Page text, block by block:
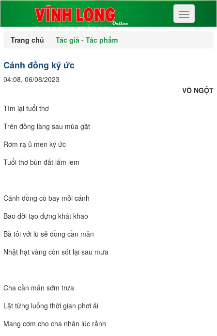
Toggle
navigation
Trang chủ
Tác giả - Tác phẩm
Cánh đồng ký ức
04:08, 06/08/2023
VÕ NGỘT
Tìm lại tuổi thơ
Trên đồng làng sau mùa gặt
Rơm rạ ủ men ký ức
Tuổi thơ bùn đất lấm lem
Cánh đồng cò bay mỏi cánh
Bao đời tạo dựng khát khao
Bà tôi với lũ sẻ đồng cần mẫn
Nhặt hạt vàng còn sót lại sau mưa
Cha cần mẫn sớm trưa
Lật từng luống thời gian phơi ải
Mang cơm cho cha nhân lúc rảnh